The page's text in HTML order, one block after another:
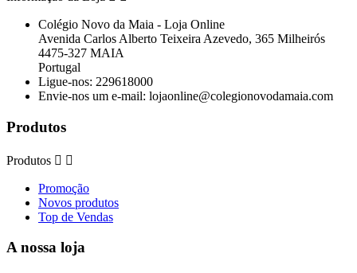
Colégio Novo da Maia - Loja Online
Avenida Carlos Alberto Teixeira Azevedo, 365 Milheirós
4475-327 MAIA
Portugal
Ligue-nos: 229618000
Envie-nos um e-mail: lojaonline@colegionovodamaia.com
Produtos
Produtos  
Promoção
Novos produtos
Top de Vendas
A nossa loja